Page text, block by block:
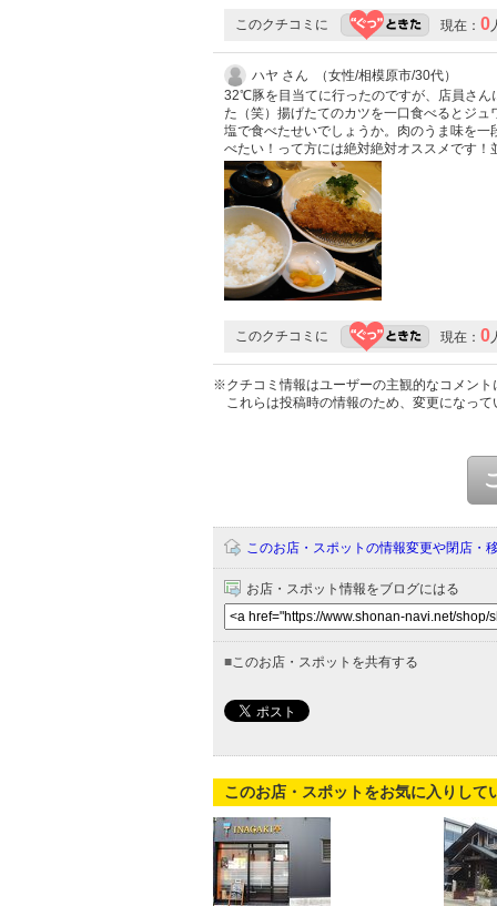
このクチコミに 現在： 0
ハヤ さん （女性/相模原市/30代）
32℃豚を目当てに行ったのですが、店員さん
た（笑）揚げたてのカツを一口食べるとジ
塩で食べたせいでしょうか。肉のうま味を
べたい！って方には絶対絶対オススメです
このクチコミに 現在： 0
※クチコミ情報はユーザーの主観的なコメント
これらは投稿時の情報のため、変更になっ
このお店・スポットの情報変更や閉店・
お店・スポット情報をブログにはる
■このお店・スポットを共有する
このお店・スポットをお気に入りして